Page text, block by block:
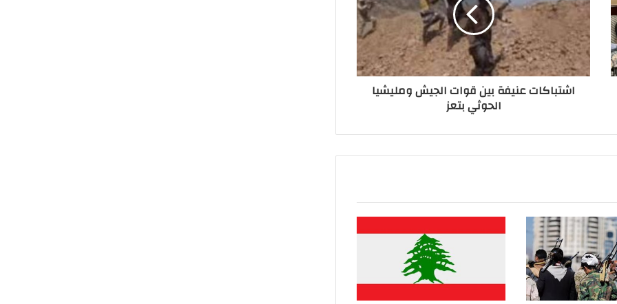
اشتباكات عنيفة بين قوات الجيش ومليشيا
الحوثي بتعز